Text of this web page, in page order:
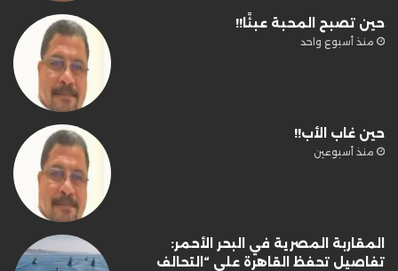
حين تصبح المحبة عبئًا!!
منذ أسبوع واحد
حين غاب الأب!!
منذ أسبوعين
المقاربة المصرية في البحر الأحمر:
تفاصيل تحفظ القاهرة على “التحالف